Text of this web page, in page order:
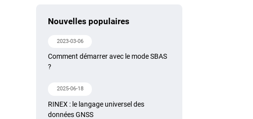
Nouvelles populaires
2023-03-06
Comment démarrer avec le mode SBAS
?
2025-06-18
RINEX : le langage universel des
données GNSS